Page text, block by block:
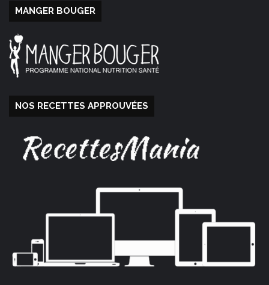
MANGER BOUGER
NOS RECETTES APPROUVÉES